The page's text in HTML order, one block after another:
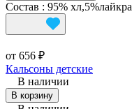
Состав : 95% хл,5%лайкра
от 656 ₽
Кальсоны детские
В наличии
В корзину